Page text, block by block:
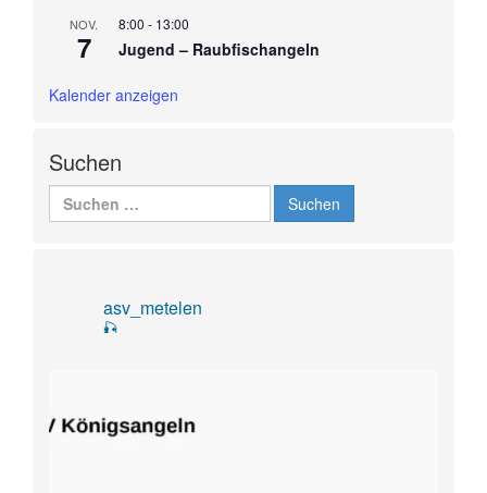
NOV.
7
8:00 - 13:00
Jugend – Raubfischangeln
Kalender anzeigen
Suchen
nach:
asv_metelen
🎣